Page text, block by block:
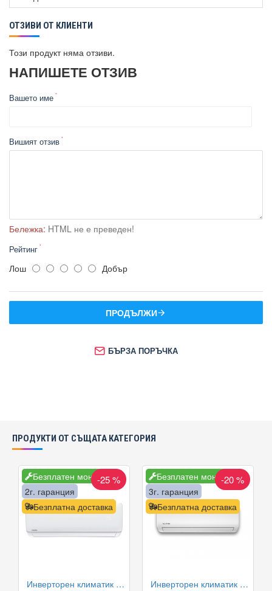
ОТЗИВИ ОТ КЛИЕНТИ
Този продукт няма отзиви.
НАПИШЕТЕ ОТЗИВ
Вашето име
Вишият отзив
Бележка: HTML не е преведен!
Рейтинг
Лош Добър
ПРОДЪЛЖИ
БЪРЗА ПОРЪЧКА
ПРОДУКТИ ОТ СЪЩАТА КАТЕГОРИЯ
Безплатен монтаж
Безплатна доставка
2г. гаранция
-25 %
Инверторен климатик Crown CIT-12FO62AS, 12 000 BTU, Клас A++
Безплатен монтаж
Безплатна доставка
3г. гаранция
-20 %
Инверторен климатик Alpin ASW-35ETE, Elite, WIFI, 12000 BTU, Клас А++